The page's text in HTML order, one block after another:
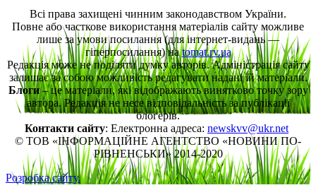
Всі права захищені чинним законодавством України.
Повне або часткове використання матеріалів сайту можливе
лише за умови посилання (для інтернет-видань —
гіперпосилання) наtomat.rv.ua
Редакція може не поділяти думку авторів. Адміністрація сайту
залишає за собою можливість редагувати надані їй матеріали.
Блоги– це матеріали, які відображають винятково точку зору
автора. Редакція не несе відповідальність за публікації
блогерів.
Контакти сайту: Електронна адреса: newskvv@ukr.net
© ТОВ «ІНФОРМАЦІЙНЕ АГЕНТСТВО «НОВИНИ ПО-
РІВНЕНСЬКИ» 2014-2020
Розробка сайту.